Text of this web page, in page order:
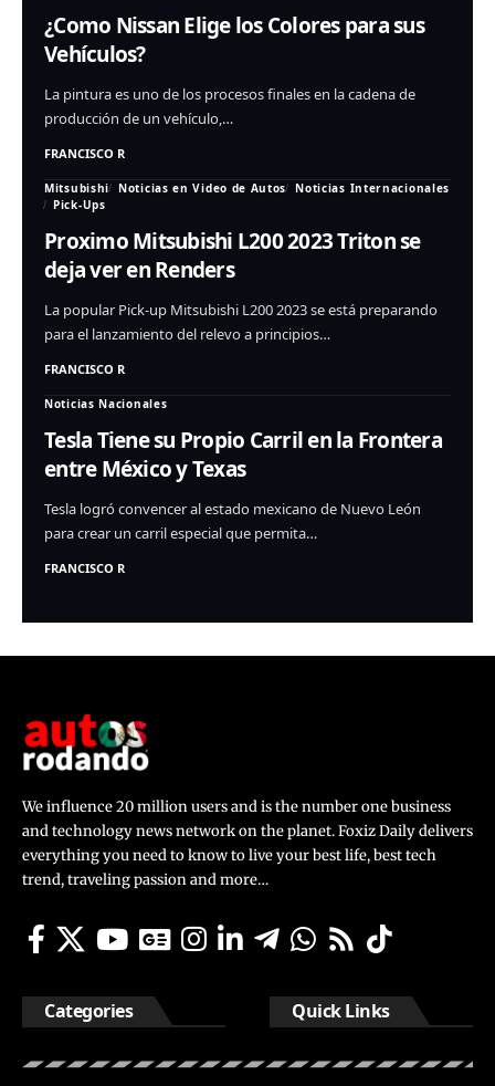
¿Como Nissan Elige los Colores para sus
Vehículos?
La pintura es uno de los procesos finales en la cadena de
producción de un vehículo,…
FRANCISCO R
Mitsubishi Noticias en Video de Autos
Noticias Internacionales
Pick-Ups
Proximo Mitsubishi L200 2023 Triton se
deja ver en Renders
La popular Pick-up Mitsubishi L200 2023 se está preparando
para el lanzamiento del relevo a principios…
FRANCISCO R
Noticias Nacionales
Tesla Tiene su Propio Carril en la Frontera
entre México y Texas
Tesla logró convencer al estado mexicano de Nuevo León
para crear un carril especial que permita…
FRANCISCO R
We influence 20 million users and is the number one business
and technology news network on the planet. Foxiz Daily delivers
everything you need to know to live your best life, best tech
trend, traveling passion and more…
Categories Quick Links